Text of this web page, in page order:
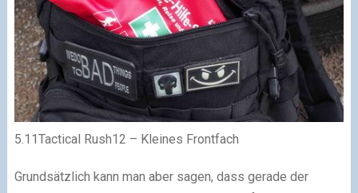
5.11Tactical Rush12 – Kleines Frontfach
Grundsätzlich kann man aber sagen, dass gerade der